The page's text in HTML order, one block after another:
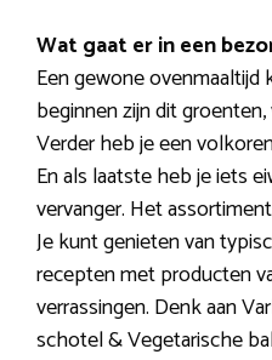
Wat gaat er in een
Een gewone
beginnen zijn dit
Verder heb je een
En als laatste heb je iets
vervanger. Het
Je kunt genieten van
recepten met producten
verrassingen. Denk aan
schotel & Vegetarische